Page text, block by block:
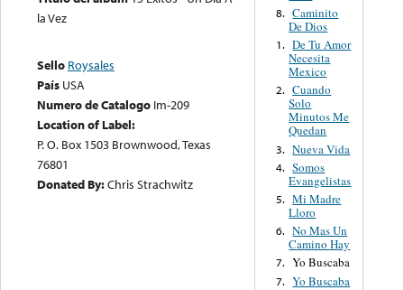
la Vez
Sello Roysales
País USA
Numero de Catalogo Im-209
Location of Label:
P. O. Box 1503 Brownwood, Texas
76801
Donated By:Chris Strachwitz
8. Caminito
De Dios
1. De Tu Amor
Necesita
Mexico
2. Cuando
Solo
Minutos Me
Quedan
3. Nueva Vida
4. Somos
Evangelistas
5. Mi Madre
Lloro
6. No Mas Un
Camino Hay
7. Yo Buscaba
7. Yo Buscaba